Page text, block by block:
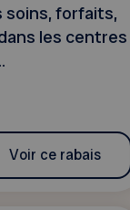
soins, forfaits,
les centres
Voir ce rabais